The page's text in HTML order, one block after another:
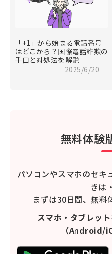
「+1」から始まる電話番号
はどこから？国際電話詐欺の
手口と対処法を解説
2025/6/20
無料体験
パソコンやスマホのセキ
きは
まずは30日間、無料
スマホ・タブレッ
（Android/